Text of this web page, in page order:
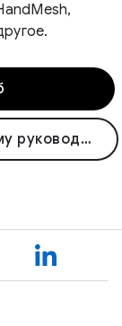
Перейдите к нашему краткому руководству по Unity